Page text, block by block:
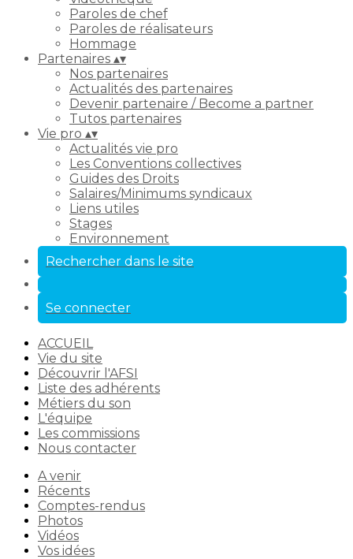
Paroles de chef
Paroles de réalisateurs
Hommage
Partenaires ▴▾
Nos partenaires
Actualités des partenaires
Devenir partenaire / Become a partner
Tutos partenaires
Vie pro ▴▾
Actualités vie pro
Les Conventions collectives
Guides des Droits
Salaires/Minimums syndicaux
Liens utiles
Stages
Environnement
Rechercher dans le site
Se connecter
ACCUEIL
Vie du site
Découvrir l'AFSI
Liste des adhérents
Métiers du son
L'équipe
Les commissions
Nous contacter
A venir
Récents
Comptes-rendus
Photos
Vidéos
Vos idées